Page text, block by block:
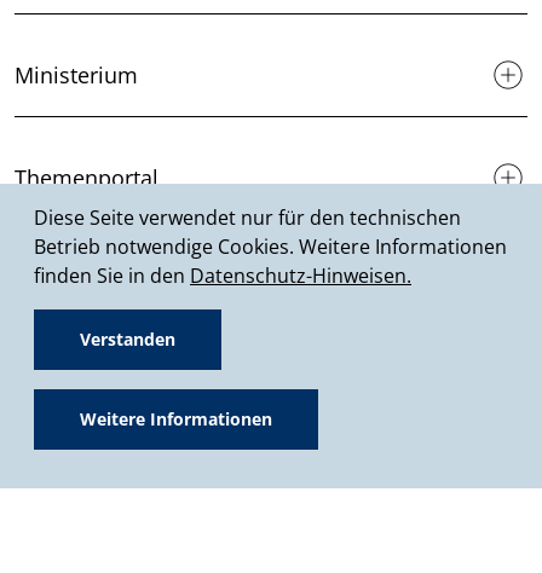
Diese Seite verwendet nur für den technischen
Betrieb notwendige Cookies. Weitere Informationen
finden Sie in den Datenschutz-Hinweisen.
Verstanden
Weitere Informationen
Ministerium
Themenportal
Förderprogramme
Presse & Medien
Service